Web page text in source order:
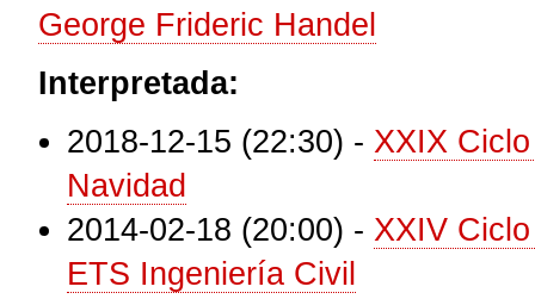
George Frideric Handel
Interpretada:
2018-12-15 (22:30) - XXIX
Navidad
2014-02-18 (20:00) - XXIV
ETS Ingeniería Civil